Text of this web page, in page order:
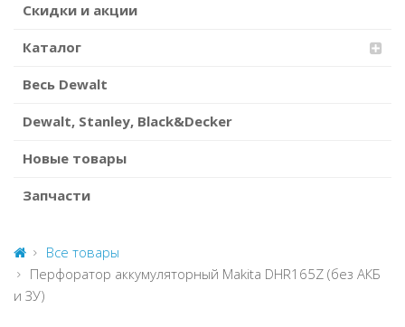
Скидки и акции
Каталог
Весь Dewalt
Dewalt, Stanley, Black&Decker
Новые товары
Запчасти
Все товары
Перфоратор аккумуляторный Makita DHR165Z (без АКБ
и ЗУ)